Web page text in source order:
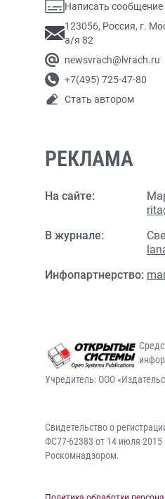
Написать сообщение
123056, Россия, г.
а/я 82
newsvrach@lvrach.ru
+7(495) 725-47-80
Стать автором
РЕКЛАМА
На сайте:
В журнале:
Инфопартнерство:
Учредитель: ООО
Свидетельство о
ФС77-62383 от 14 июля
Роскомнадзором.